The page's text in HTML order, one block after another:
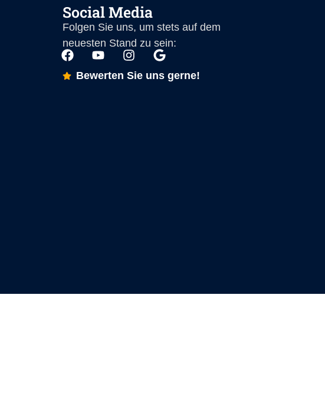
Social Media
Folgen Sie uns, um stets auf dem
neuesten Stand zu sein:
Bewerten Sie uns gerne!